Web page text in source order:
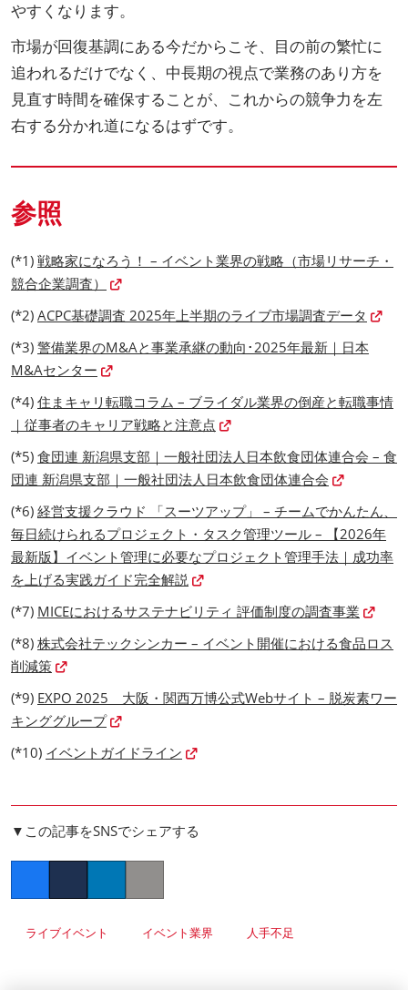
やすくなります。
市場が回復基調にある今だからこそ、目の前の繁忙に
追われるだけでなく、中長期の視点で業務のあり方を
見直す時間を確保することが、これからの競争力を左
右する分かれ道になるはずです。
参照
(*1) 戦略家になろう！ – イベント業界の戦略（市場リサーチ・
競合企業調査）
(*2) ACPC基礎調査 2025年上半期のライブ市場調査データ
(*3) 警備業界のM&Aと事業承継の動向･2025年最新｜日本
M&Aセンター
(*4) 住まキャリ転職コラム – ブライダル業界の倒産と転職事情
｜従事者のキャリア戦略と注意点
(*5) 食団連 新潟県支部｜一般社団法人日本飲食団体連合会 – 食
団連 新潟県支部｜一般社団法人日本飲食団体連合会
(*6) 経営支援クラウド 「スーツアップ」 – チームでかんたん、
毎日続けられるプロジェクト・タスク管理ツール – 【2026年
最新版】イベント管理に必要なプロジェクト管理手法｜成功率
を上げる実践ガイド完全解説
(*7) MICEにおけるサステナビリティ 評価制度の調査事業
(*8) 株式会社テックシンカー – イベント開催における食品ロス
削減策
(*9) EXPO 2025 大阪・関西万博公式Webサイト – 脱炭素ワー
キンググループ
(*10) イベントガイドライン
▼この記事をSNSでシェアする
ライブイベント イベント業界 人手不足